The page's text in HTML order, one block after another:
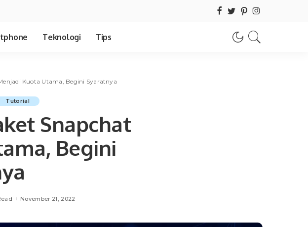
Teknologi Tips
Kuota Utama, Begini Syaratnya
Tutorial
Snapchat
Begini
November 21, 2022